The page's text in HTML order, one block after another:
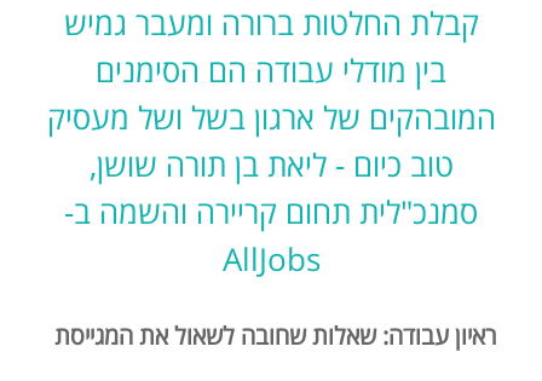
קבלת החלטות ברורה ומעבר גמיש
בין מודלי עבודה הם הסימנים
המובהקים של ארגון בשל ושל מעסיק
טוב כיום - ליאת בן תורה שושן,
סמנכ"לית תחום קריירה והשמה ב-
AllJobs
ראיון עבודה: שאלות שחובה לשאול את המגייסת